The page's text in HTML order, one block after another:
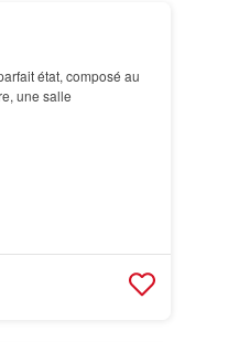
état, composé au
une salle